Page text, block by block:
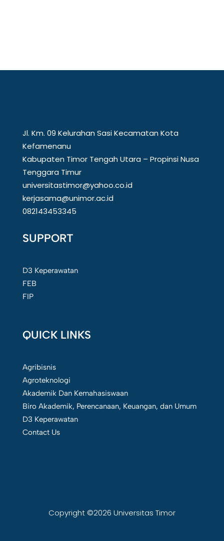
Jl. Km. 09 Kelurahan Sasi Kecamatan Kota
Kefamenanu
Kabupaten Timor Tengah Utara – Propinsi Nusa
Tenggara Timur
universitastimor@yahoo.co.id
kerjasama@unimor.ac.id
082143453345
SUPPORT
D3 Keperawatan
FEB
FIP
QUICK LINKS
Agribisnis
Agroteknologi
Akademik Dan Kemahasiswaan
Biro Akademik, Perencanaan, Keuangan, dan Umum
D3 Keperawatan
Contact Us
Copyright ©2026 Universitas Timor